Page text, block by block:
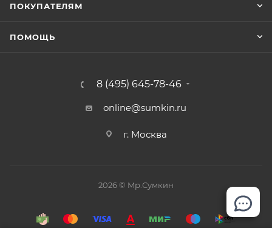
ПОКУПАТЕЛЯМ
ПОМОЩЬ
8 (495) 645-78-46
online@sumkin.ru
г. Москва
2026 © Mр.Сумкин